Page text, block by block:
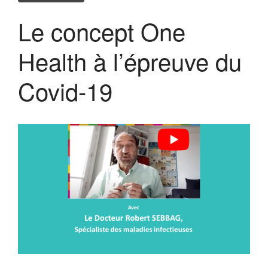
Le concept One
Health à l’épreuve du
Covid-19